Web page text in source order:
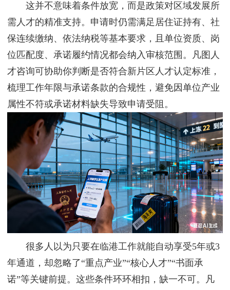
联
系
我
们
这并不意味着条件放宽，而是政策对区域发展所
需人才的精准支持。申请时仍需满足居住证持有、社
保连续缴纳、依法纳税等基本要求，且单位资质、岗
位匹配度、承诺履约情况都会纳入审核范围。凡图人
才咨询可协助你判断是否符合新片区人才认定标准，
梳理工作年限与承诺条款的合规性，避免因单位产业
属性不符或承诺材料缺失导致申请受阻。
很多人以为只要在临港工作就能自动享受5年或3
年通道，却忽略了“重点产业”“核心人才”“书面承
诺”等关键前提。这些条件环环相扣，缺一不可。凡